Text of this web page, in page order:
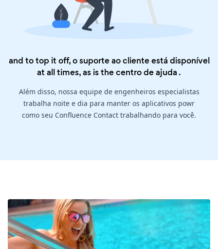
and to top it off, o suporte ao cliente está disponível
at all times, as is thecentro de ajuda .
Além disso, nossa equipe de engenheiros especialistas
trabalha noite e dia para manter os aplicativos powr
como seu Confluence Contact trabalhando para você.